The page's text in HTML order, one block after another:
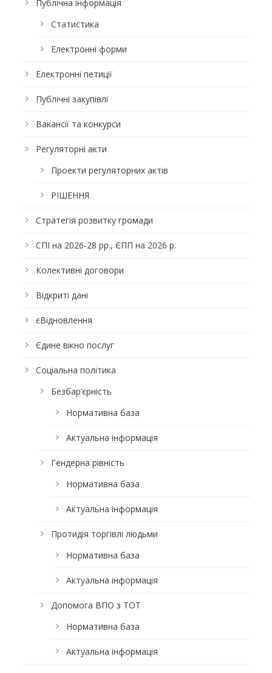
Публічна інформація
Статистика
Електронні форми
Електронні петиції
Публічні закупівлі
Вакансії та конкурси
Регуляторні акти
Проекти регуляторних актів
РІШЕННЯ
Стратегія розвитку громади
СПІ на 2026-28 рр., ЄПП на 2026 р.
Колективні договори
Відкриті дані
єВідновлення
Єдине вікно послуг
Соціальна політика
Безбар’єрність
Нормативна база
Актуальна інформація
Гендерна рівність
Нормативна база
Актуальна інформація
Протидія торгівлі людьми
Нормативна база
Актуальна інформація
Допомога ВПО з ТОТ
Нормативна база
Актуальна інформація